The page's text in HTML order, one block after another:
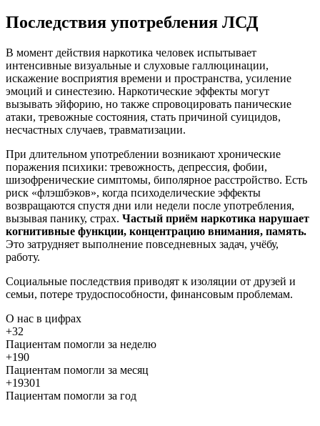
Последствия употребления ЛСД
В момент действия наркотика человек испытывает
интенсивные визуальные и слуховые галлюцинации,
искажение восприятия времени и пространства, усиление
эмоций и синестезию. Наркотические эффекты могут
вызывать эйфорию, но также спровоцировать панические
атаки, тревожные состояния, стать причиной суицидов,
несчастных случаев, травматизации.
При длительном употреблении возникают хронические
поражения психики: тревожность, депрессия, фобии,
шизофренические симптомы, биполярное расстройство. Есть
риск «флэшбэков», когда психоделические эффекты
возвращаются спустя дни или недели после употребления,
вызывая панику, страх. Частый приём наркотика нарушает
когнитивные функции, концентрацию внимания, память.
Это затрудняет выполнение повседневных задач, учёбу,
работу.
Социальные последствия приводят к изоляции от друзей и
семьи, потере трудоспособности, финансовым проблемам.
О нас в цифрах
+32
Пациентам помогли за неделю
+190
Пациентам помогли за месяц
+19301
Пациентам помогли за год